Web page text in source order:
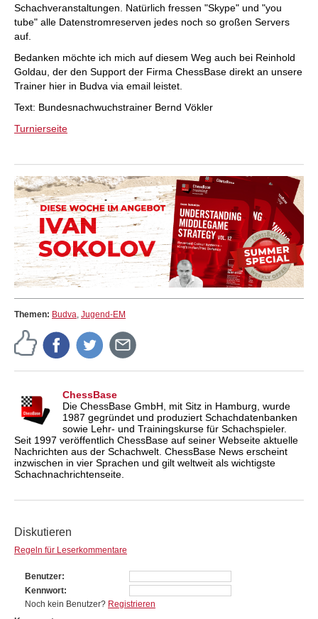
Schachveranstaltungen. Natürlich fressen "Skype" und "you
tube" alle Datenstromreserven jedes noch so großen Servers
auf.
Bedanken möchte ich mich auf diesem Weg auch bei Reinhold
Goldau, der den Support der Firma ChessBase direkt an unsere
Trainer hier in Budva via email leistet.
Text: Bundesnachwuchstrainer Bernd Vökler
Turnierseite
Themen: Budva, Jugend-EM
ChessBase
Die ChessBase GmbH, mit Sitz in Hamburg, wurde
1987 gegründet und produziert Schachdatenbanken
sowie Lehr- und Trainingskurse für Schachspieler.
Seit 1997 veröffentlich ChessBase auf seiner Webseite aktuelle
Nachrichten aus der Schachwelt. ChessBase News erscheint
inzwischen in vier Sprachen und gilt weltweit als wichtigste
Schachnachrichtenseite.
Diskutieren
Regeln für Leserkommentare
Benutzer
Kennwort
Noch kein Benutzer? Registrieren